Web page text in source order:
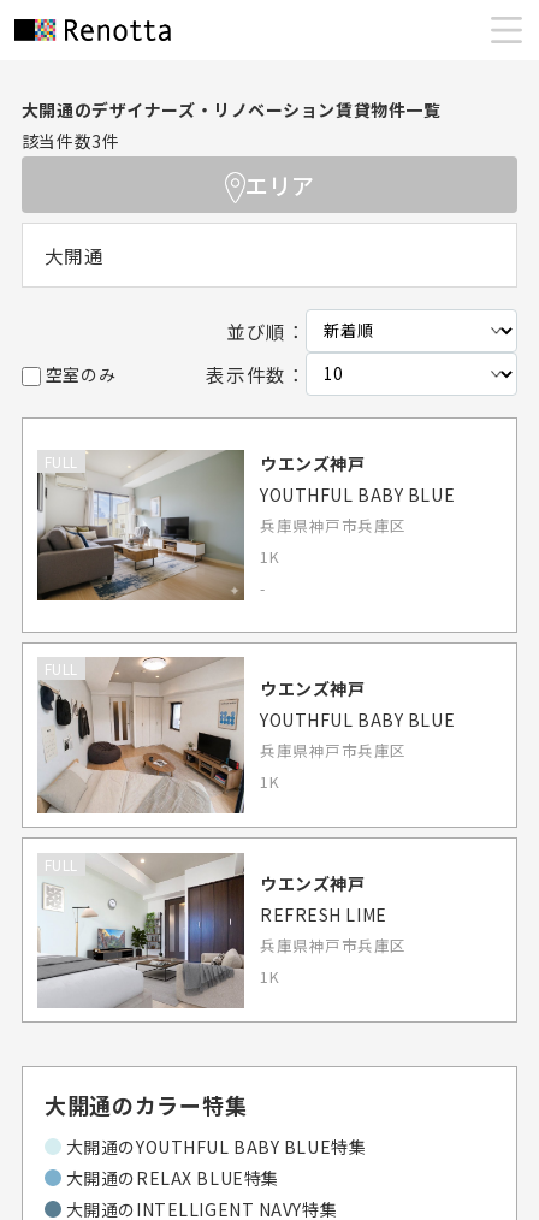
大開通のデザイナーズ・リノベーション賃貸物件一覧
該当件数3件
エリア
大開通
並び順：
空室のみ 表示件数：
FULL
ウエンズ神戸
YOUTHFUL BABY BLUE
兵庫県神戸市兵庫区
1K
-
FULL
ウエンズ神戸
YOUTHFUL BABY BLUE
兵庫県神戸市兵庫区
1K
FULL
ウエンズ神戸
REFRESH LIME
兵庫県神戸市兵庫区
1K
大開通のカラー特集
大開通のYOUTHFUL BABY BLUE特集
大開通のRELAX BLUE特集
大開通のINTELLIGENT NAVY特集